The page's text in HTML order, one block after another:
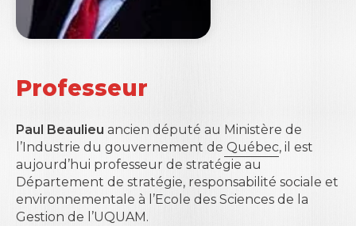
Professeur
Paul Beaulieu ancien député au Ministère de
l’Industrie du gouvernement de Québec, il est
aujourd’hui professeur de stratégie au
Département de stratégie, responsabilité sociale et
environnementale à l ’Ecole des Sciences de la
Gestion de l’UQUAM.